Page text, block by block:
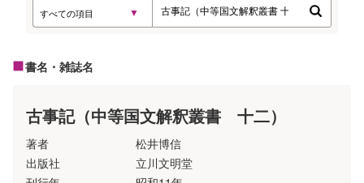
書名・雑誌名
古事記（中等国文解釈叢書 十二）
著者
松井博信
出版社
立川文明堂